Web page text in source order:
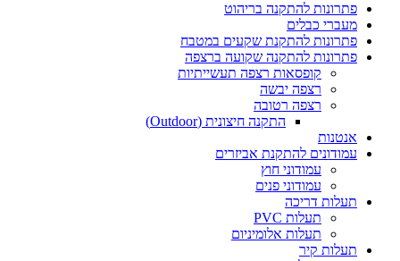
פתרונות להתקנה בריהוט
מעברי כבלים
פתרונות להתקנת שקעים במטבח
פתרונות להתקנה שקועה ברצפה
קופסאות רצפה תעשייתיות
רצפה יבשה
רצפה רטובה
התקנה חיצונית (Outdoor)
אנטנות
עמודונים להתקנת אביזרים
עמודוני חוץ
עמודוני פנים
תעלות דריכה
תעלות PVC
תעלות אלומיניום
תעלות קיר